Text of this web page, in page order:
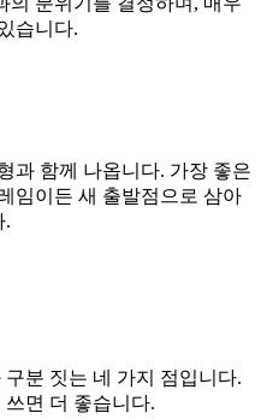
습니다.
과 함께 나옵니다. 가장 좋은
임이든 새 출발점으로 삼아
.
분 짓는 네 가지 점입니다.
면 더 좋습니다.